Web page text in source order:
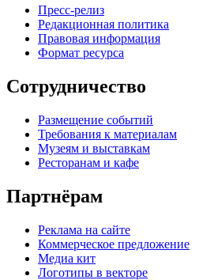
Пресс-релиз
Редакционная политика
Правовая информация
Формат ресурса
Сотрудничество
Размещение событий
Требования к материалам
Музеям и выставкам
Ресторанам и кафе
Партнёрам
Реклама на сайте
Коммерческое предложение
Медиа кит
Логотипы в векторе